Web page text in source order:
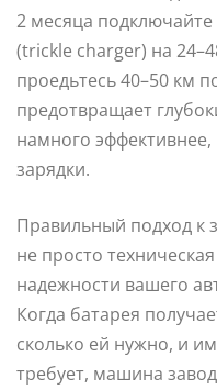
2 месяца
(trickle charger) на
проедьтесь 40–50 км
предотвращает
намного
зарядки.
Правильный подход к
не просто
надежности вашего
Когда батарея
сколько ей нужно, и
требует, машина